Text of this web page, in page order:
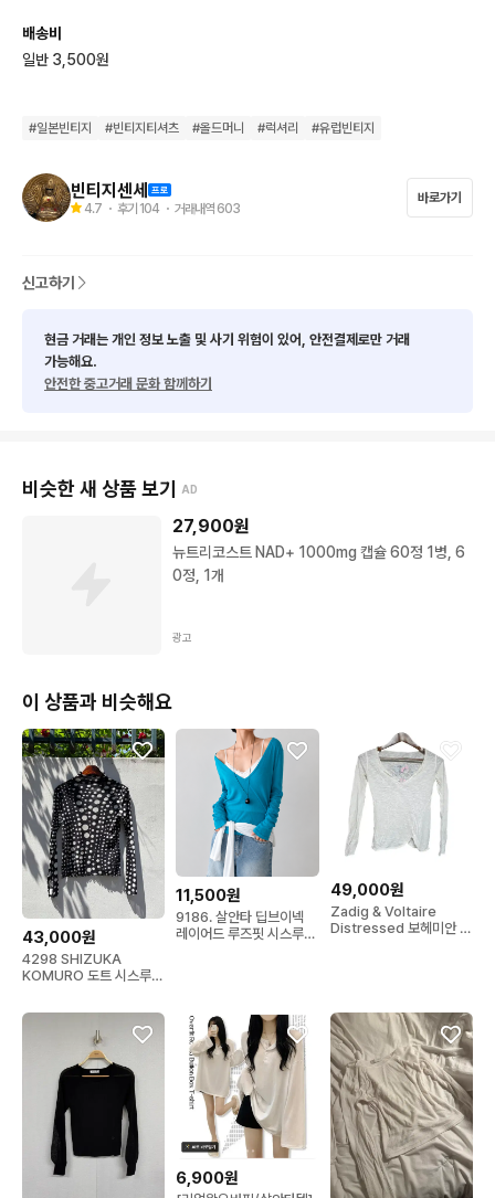
탁드립니다.
도서산간지역및 제주도의 경우 + 5000~
배송비
일반 3,500원
#일본빈티지 #빈티지티셔츠 #올드머니 #럭셔리 #유럽빈티지
빈티지센세
4.7 ・ 후기 104 ・ 거래내역 603
바로가기
신고하기
현금 거래는 개인 정보 노출 및 사기 위험이 있어, 안전결제로만 거래
가능해요.
안전한 중고거래 문화 함께하기
비슷한 새 상품 보기 AD
27,900원
뉴트리코스트 NAD+ 1000mg 캡슐 60정 1병, 6
0정, 1개
광고
이 상품과 비슷해요
43,000원
4298 SHIZUKA
KOMURO 도트 시스루
11,500원
9186. 살안타 딥브이넥
레이어드 루즈핏 시스루
49,000원
Zadig & Voltaire
Distressed 보헤미안 컷
6,900원